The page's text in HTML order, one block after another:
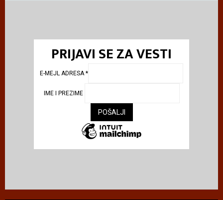
PRIJAVI SE ZA VESTI
E-MEJL ADRESA*
IME I PREZIME